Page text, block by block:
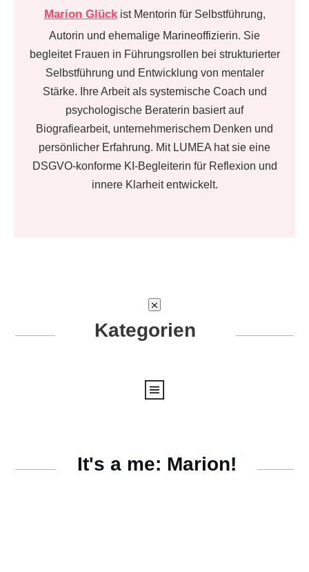
Marion Glückist Mentorin für Selbstführung,
Autorin und ehemalige Marineoffizierin. Sie
begleitet Frauen in Führungsrollen bei strukturierter
Selbstführung und Entwicklung von mentaler
Stärke. Ihre Arbeit als systemische Coach und
psychologische Beraterin basiert auf
Biografiearbeit, unternehmerischem Denken und
persönlicher Erfahrung. Mit LUMEA hat sie eine
DSGVO-konforme KI-Begleiterin für Reflexion und
innere Klarheit entwickelt.
Kategorien
It's a me: Marion!